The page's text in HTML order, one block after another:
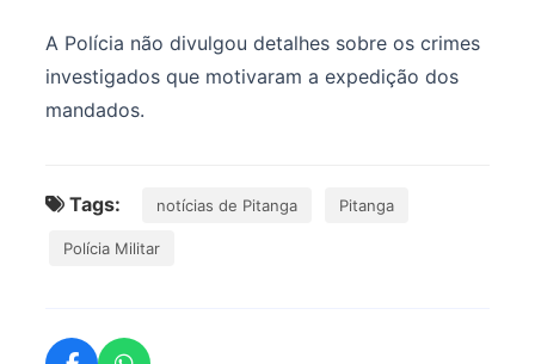
A Polícia não divulgou detalhes sobre os crimes
investigados que motivaram a expedição dos
mandados.
Tags: notícias de Pitanga Pitanga
Polícia Militar